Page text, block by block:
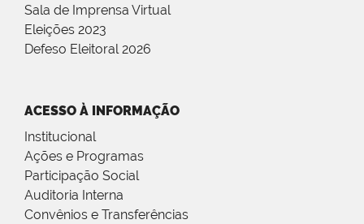
Sala de Imprensa Virtual
Eleições 2023
Defeso Eleitoral 2026
ACESSO À INFORMAÇÃO
Institucional
Ações e Programas
Participação Social
Auditoria Interna
Convênios e Transferências